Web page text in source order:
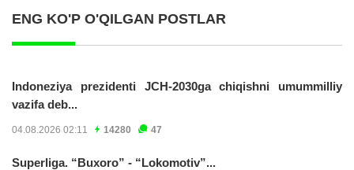
ENG KO'P O'QILGAN POSTLAR
Indoneziya prezidenti JCH-2030ga chiqishni umummilliy
vazifa deb...
04.08.2026 02:11 14280 47
Superliga. “Buxoro” - “Lokomotiv”...